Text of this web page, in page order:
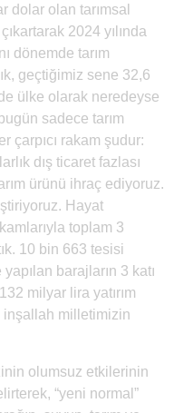
dolar olan tarımsal
2024 yılında
dönemde tarım
geçtiğimiz sene 32,6
ülke olarak neredeyse
sadece tarım
çarpıcı rakam şudur:
dış ticaret fazlası
ürünü ihraç ediyoruz.
Hayat
toplam 3
10 bin 663 tesisi
barajların 3 katı
milyar lira yatırım
inşallah milletimizin
olumsuz etkilerinin
“yeni normal”